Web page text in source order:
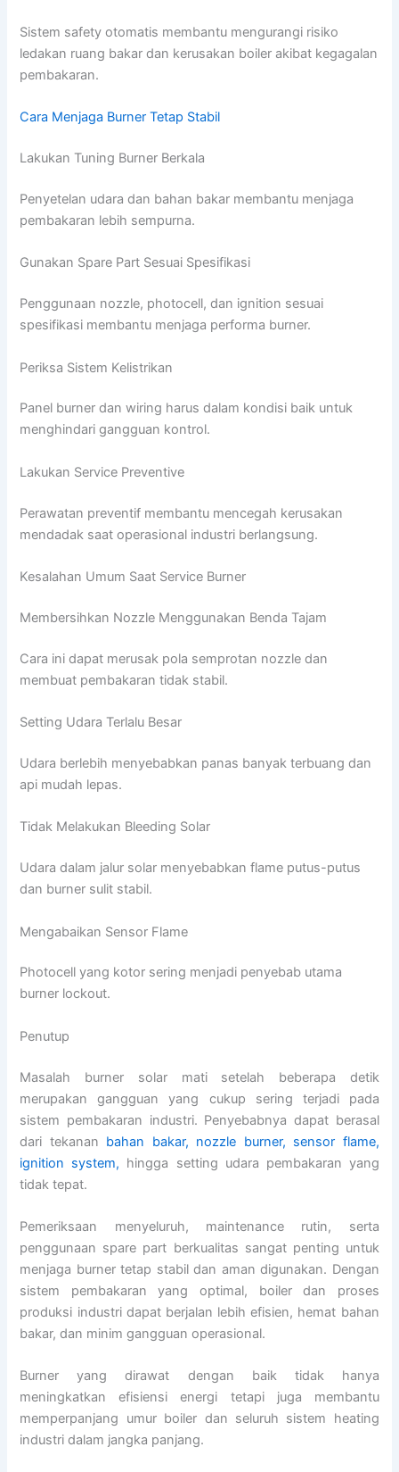
Sistem safety otomatis membantu mengurangi risiko
ledakan ruang bakar dan kerusakan boiler akibat kegagalan
pembakaran.
Cara Menjaga Burner Tetap Stabil
Lakukan Tuning Burner Berkala
Penyetelan udara dan bahan bakar membantu menjaga
pembakaran lebih sempurna.
Gunakan Spare Part Sesuai Spesifikasi
Penggunaan nozzle, photocell, dan ignition sesuai
spesifikasi membantu menjaga performa burner.
Periksa Sistem Kelistrikan
Panel burner dan wiring harus dalam kondisi baik untuk
menghindari gangguan kontrol.
Lakukan Service Preventive
Perawatan preventif membantu mencegah kerusakan
mendadak saat operasional industri berlangsung.
Kesalahan Umum Saat Service Burner
Membersihkan Nozzle Menggunakan Benda Tajam
Cara ini dapat merusak pola semprotan nozzle dan
membuat pembakaran tidak stabil.
Setting Udara Terlalu Besar
Udara berlebih menyebabkan panas banyak terbuang dan
api mudah lepas.
Tidak Melakukan Bleeding Solar
Udara dalam jalur solar menyebabkan flame putus-putus
dan burner sulit stabil.
Mengabaikan Sensor Flame
Photocell yang kotor sering menjadi penyebab utama
burner lockout.
Penutup
Masalah burner solar mati setelah beberapa detik
merupakan gangguan yang cukup sering terjadi pada
sistem pembakaran industri. Penyebabnya dapat berasal
dari tekanan bahan bakar, nozzle burner, sensor flame,
ignition system, hingga setting udara pembakaran yang
tidak tepat.
Pemeriksaan menyeluruh, maintenance rutin, serta
penggunaan spare part berkualitas sangat penting untuk
menjaga burner tetap stabil dan aman digunakan. Dengan
sistem pembakaran yang optimal, boiler dan proses
produksi industri dapat berjalan lebih efisien, hemat bahan
bakar, dan minim gangguan operasional.
Burner yang dirawat dengan baik tidak hanya
meningkatkan efisiensi energi tetapi juga membantu
memperpanjang umur boiler dan seluruh sistem heating
industri dalam jangka panjang.